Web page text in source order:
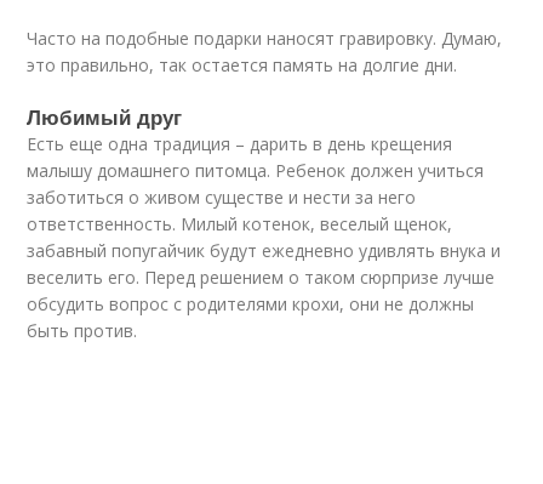
Часто на подобные подарки наносят гравировку. Думаю,
это правильно, так остается память на долгие дни.
Любимый друг
Есть еще одна традиция – дарить в день крещения
малышу домашнего питомца. Ребенок должен учиться
заботиться о живом существе и нести за него
ответственность. Милый котенок, веселый щенок,
забавный попугайчик будут ежедневно удивлять внука и
веселить его. Перед решением о таком сюрпризе лучше
обсудить вопрос с родителями крохи, они не должны
быть против.